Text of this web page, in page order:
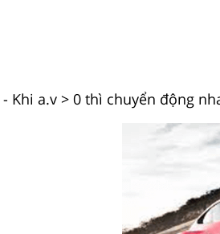
- Khi a.v > 0 thì chuyển động